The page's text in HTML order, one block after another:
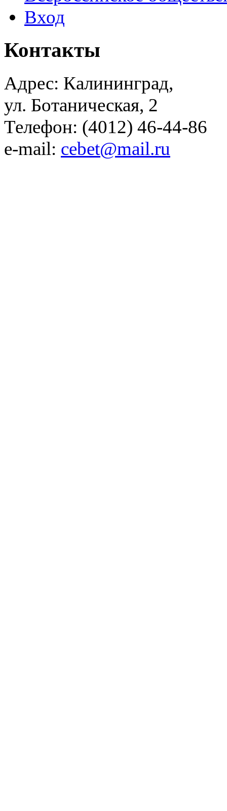
Вход
Контакты
Адрес: Калининград,
ул. Ботаническая, 2
Телефон: (4012) 46-44-86
e-mail: cebet@mail.ru